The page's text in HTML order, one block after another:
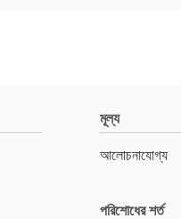
মূল্য
আলোচনাযোগ্য
পরিশোধের শর্ত